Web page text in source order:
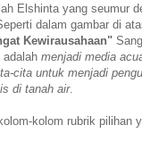
Elshinta yang seumur
dalam gambar di
Kewirausahaan"
adalah menjadi media
cita untuk menjadi
di tanah air.
kolom rubrik pilihan